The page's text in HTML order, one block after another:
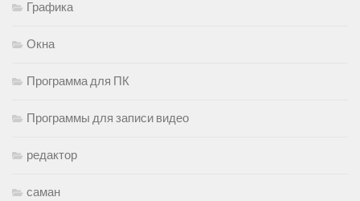
Графика
Окна
Программа для ПК
Программы для записи видео
редактор
саман